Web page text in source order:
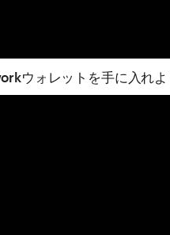
ウォレットを手に入れよ